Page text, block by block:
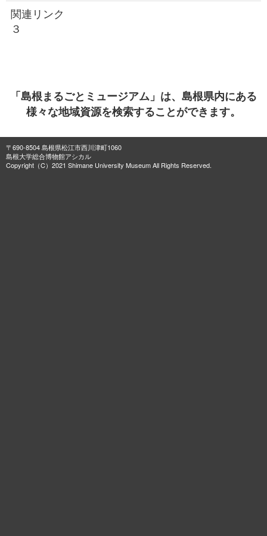
関連リンク
３
「島根まるごとミュージアム」は、島根県内にある
様々な地域資源を検索することができます。
〒690-8504 島根県松江市西川津町1060
島根大学総合博物館アシカル
Copyright（C）2021 Shimane University Museum All Rights Reserved.